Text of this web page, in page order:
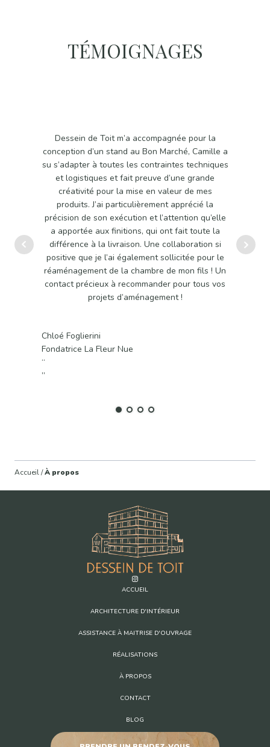
TÉMOIGNAGES
Dessein de Toit m’a accompagnée pour la
conception d’un stand au Bon Marché, Camille a
su s’adapter à toutes les contraintes techniques
et logistiques et fait preuve d’une grande
créativité pour la mise en valeur de mes
produits. J’ai particulièrement apprécié la
précision de son exécution et l’attention qu’elle
a apportée aux finitions, qui ont fait toute la
différence à la livraison. Une collaboration si
positive que je l’ai également sollicitée pour le
réaménagement de la chambre de mon fils ! Un
contact précieux à recommander pour tous vos
projets d’aménagement !
Chloé Foglierini
Fondatrice La Fleur Nue
“
”
Accueil /À propos
ACCUEIL
ARCHITECTURE D'INTÉRIEUR
ASSISTANCE À MAITRISE D'OUVRAGE
RÉALISATIONS
À PROPOS
CONTACT
BLOG